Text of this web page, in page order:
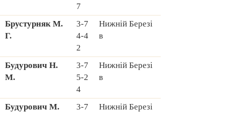
7
Брустурняк М.
Г.
3-7
4-4
2
Hижній Березі
в
Будурович H.
М.
3-7
5-2
4
Hижній Березі
в
Будурович М.
3-7
Hижній Березі